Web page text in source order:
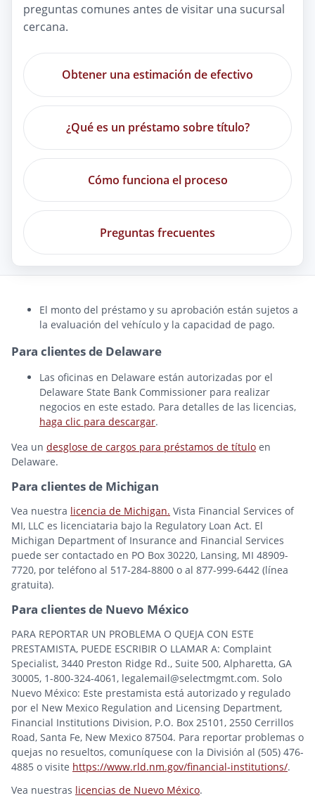
preguntas comunes antes de visitar una sucursal
cercana.
Obtener una estimación de efectivo
¿Qué es un préstamo sobre título?
Cómo funciona el proceso
Preguntas frecuentes
El monto del préstamo y su aprobación están sujetos a
la evaluación del vehículo y la capacidad de pago.
Para clientes de Delaware
Las oficinas en Delaware están autorizadas por el
Delaware State Bank Commissioner para realizar
negocios en este estado. Para detalles de las licencias,
haga clic para descargar.
Vea un desglose de cargos para préstamos de título en
Delaware.
Para clientes de Michigan
Vea nuestra licencia de Michigan. Vista Financial Services of
MI, LLC es licenciataria bajo la Regulatory Loan Act. El
Michigan Department of Insurance and Financial Services
puede ser contactado en PO Box 30220, Lansing, MI 48909-
7720, por teléfono al 517-284-8800 o al 877-999-6442 (línea
gratuita).
Para clientes de Nuevo México
PARA REPORTAR UN PROBLEMA O QUEJA CON ESTE
PRESTAMISTA, PUEDE ESCRIBIR O LLAMAR A: Complaint
Specialist, 3440 Preston Ridge Rd., Suite 500, Alpharetta, GA
30005, 1-800-324-4061, legalemail@selectmgmt.com. Solo
Nuevo México: Este prestamista está autorizado y regulado
por el New Mexico Regulation and Licensing Department,
Financial Institutions Division, P.O. Box 25101, 2550 Cerrillos
Road, Santa Fe, New Mexico 87504. Para reportar problemas o
quejas no resueltos, comuníquese con la División al (505) 476-
4885 o visite https://www.rld.nm.gov/financial-institutions/.
Vea nuestras licencias de Nuevo México.